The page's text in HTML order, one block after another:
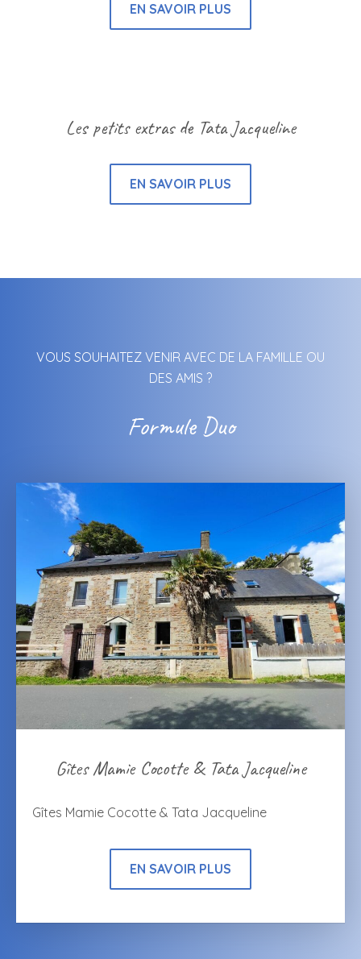
EN SAVOIR PLUS
Les petits extras de Tata Jacqueline
EN SAVOIR PLUS
VOUS SOUHAITEZ VENIR AVEC DE LA FAMILLE OU
DES AMIS ?
Formule Duo
Gîtes Mamie Cocotte & Tata Jacqueline
Gîtes Mamie Cocotte & Tata Jacqueline
EN SAVOIR PLUS